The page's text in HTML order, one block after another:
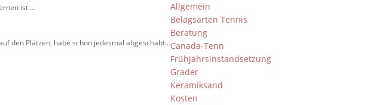
ist.…
den Plätzen, habe schon jedesmal abgeschabt…
Allgemein
Belagsarten Tennis
Beratung
Canada-Tenn
Frühjahrsinstandsetzung
Grader
Keramiksand
Kosten